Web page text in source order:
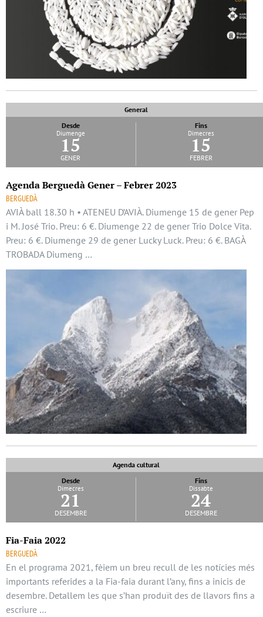
General
Desde
Diumenge
15
gener
Fins
Dimecres
15
febrer
Agenda Berguedà Gener – Febrer 2023
BERGUEDÀ
AVIÀ ball 18.30 h • ATENEU D’AVIÀ. Diumenge 15 de gener Pep
i M. José Trio. Preu: 6 €. Diumenge 22 de gener Trio Dolce Vita.
Preu: 6 €. Diumenge 29 de gener Lucky Luck. Preu: 6 €. BAGÀ
TROBADA Diumeng …
Agenda cultural
Desde
Dimecres
21
desembre
Fins
Dissabte
24
desembre
Fia-Faia 2022
BERGUEDÀ
En el programa 2021, fèiem un breu recull de les notícies més
importants referides a la Fia-faia durant l’any, fins a inicis de
desembre. Detallem les que s’han produït des de llavors fins a
escriure …